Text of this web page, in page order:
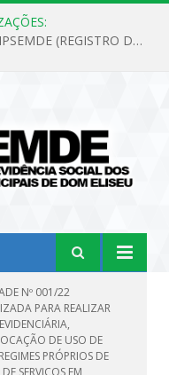
PREGÃO ELETRÔNICO Nº 02/2026-IPSEMDE (REGISTRO DE PREÇOS PARA FUTURA E EVENTUAL AQUISIÇÃO DE MATERIAL DE LIMPEZA E GÊNEROS ALIMENTÍCIOS PARA ATENDER AS NECESSIDADES DO INSTITUTO DE PREVIDÊNCIA SOCIAL DOS SERVIDORES MUNICIPAIS DE DOM ELISEU.)
Nº 001/22
PARA REALIZAR
DE USO DE
PRÓPRIOS DE